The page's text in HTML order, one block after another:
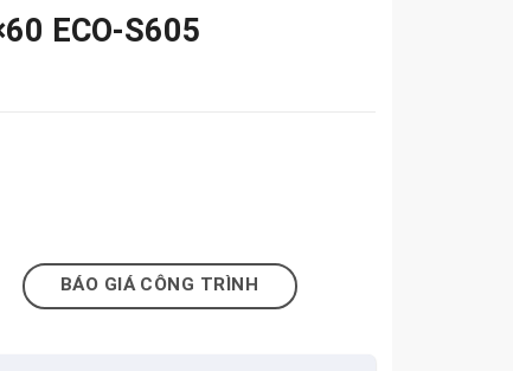
ECO-S605
BÁO GIÁ CÔNG TRÌNH